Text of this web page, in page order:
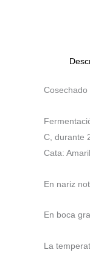
Cosechado
C, durante
Cata:
En nariz
En boca
La